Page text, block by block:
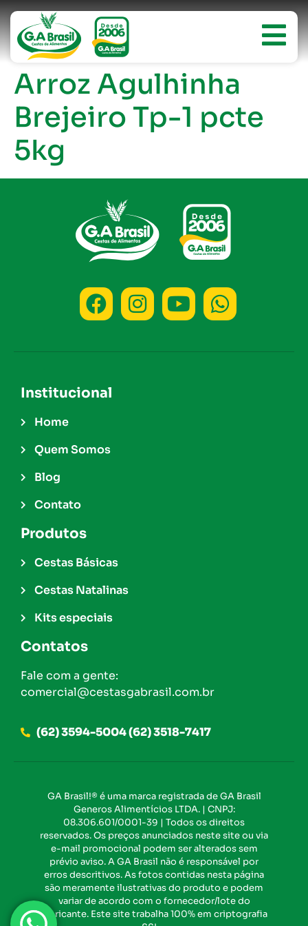
Arroz Agulhinha
Brejeiro Tp-1 pcte
5kg
Institucional
Home
Quem Somos
Blog
Contato
Produtos
Cestas Básicas
Cestas Natalinas
Kits especiais
Contatos
Fale com a gente:
comercial@cestasgabrasil.com.br
(62) 3594-5004 (62) 3518-7417
GA Brasil!® é uma marca registrada de GA Brasil
Generos Alimentícios LTDA. | CNPJ:
08.306.601/0001-39 | Todos os direitos
reservados. Os preços anunciados neste site ou via
e-mail promocional podem ser alterados sem
prévio aviso. A GA Brasil não é responsável por
erros descritivos. As fotos contidas nesta página
são meramente ilustrativas do produto e podem
variar de acordo com o fornecedor/lote do
fabricante. Este site trabalha 100% em criptografia